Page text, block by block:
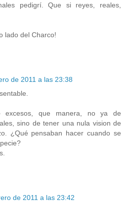
pedigrí. Que si reyes, reales,
lado del Charco!
de 2011 a las 23:38
excesos, que manera, no ya de
sino de tener una nula vision de
¿Qué pensaban hacer cuando se
de 2011 a las 23:42